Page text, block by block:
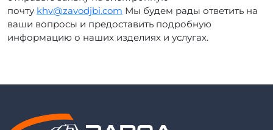
почту khv@zavodjbi.com Мы будем рады ответить на
ваши вопросы и предоставить подробную
информацию о наших изделиях и услугах.